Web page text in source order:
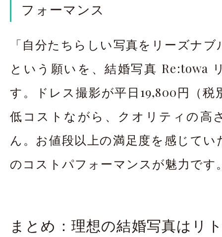
フォーマンス
「自分たちらしい写真をリーズナ
という願いを、結婚写真 Re:towa
す。ドレス撮影が平日19,800円（税
低コストながら、クオリティの高
ん。お値段以上の満足度を感じて
のコストパフォーマンスが魅力です
まとめ：理想の結婚写真はリ